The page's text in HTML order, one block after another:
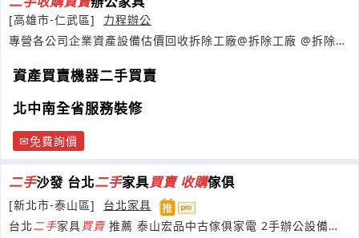
[高雄市-仁武區]
力程辦公
專營各公司企業資產設備估價回收拆除工廠@拆除工廠 @拆除廠
資產買賣機器二手買賣
北中南全省服務裝修
免費詢價
二手沙發 台北二手家具買賣 收購傢俱
[新北市-泰山區]
台北家具
台北二手家具買賣推薦 泰山宏品中古傢俱家電 2手辦公設備